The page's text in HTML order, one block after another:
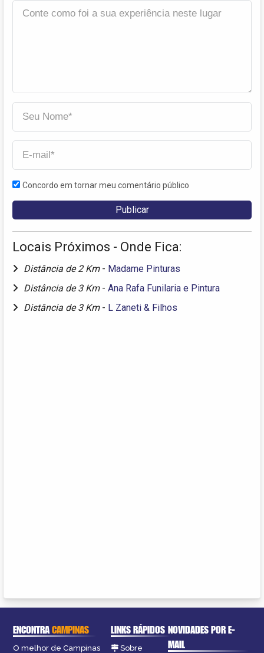
Concordo em tornar meu comentário público
Locais Próximos - Onde Fica:
Distância de 2 Km - Madame Pinturas
Distância de 3 Km - Ana Rafa Funilaria e Pintura
Distância de 3 Km - L Zaneti & Filhos
ENCONTRACAMPINAS
O melhor de Campinas
LINKS RÁPIDOS
Sobre
NOVIDADES POR E-
MAIL